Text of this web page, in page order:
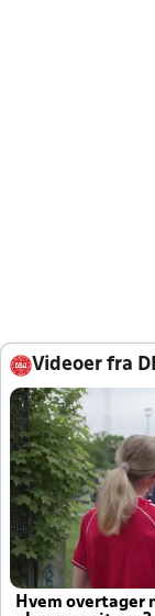
Videoer fra
Hvem overtager